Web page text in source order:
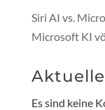
Siri AI vs.
Microsoft KI
Es sind keine